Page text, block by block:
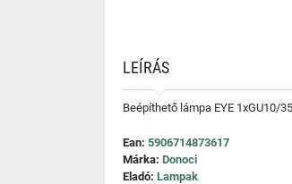
LEÍRÁS
Beépíthető lámpa EYE 1xGU10/
Ean: 5906714873617
Márka: Donoci
Eladó: Lampak